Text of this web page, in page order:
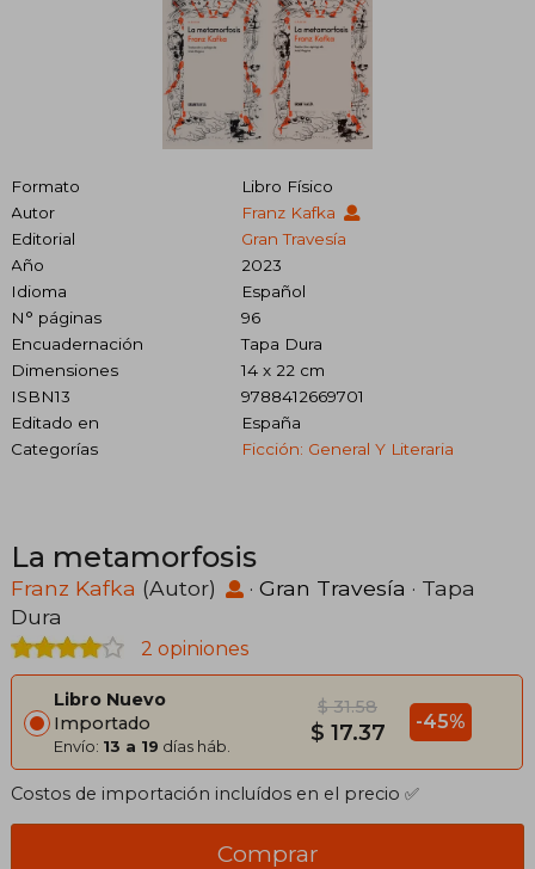
Formato
Libro Físico
Autor
Franz Kafka
Editorial
Gran Travesía
Año
2023
Idioma
Español
N° páginas
96
Encuadernación
Tapa Dura
Dimensiones
14 x 22 cm
ISBN13
9788412669701
Editado en
España
Categorías
Ficción: General Y Literaria
La metamorfosis
Franz Kafka (Autor) · Gran Travesía · Tapa
Dura
2 opiniones
Libro Nuevo
Importado
Envío: 13 a 19 días háb.
$ 31.58
$ 17.37 -45%
Costos de importación incluídos en el precio ✅
Comprar